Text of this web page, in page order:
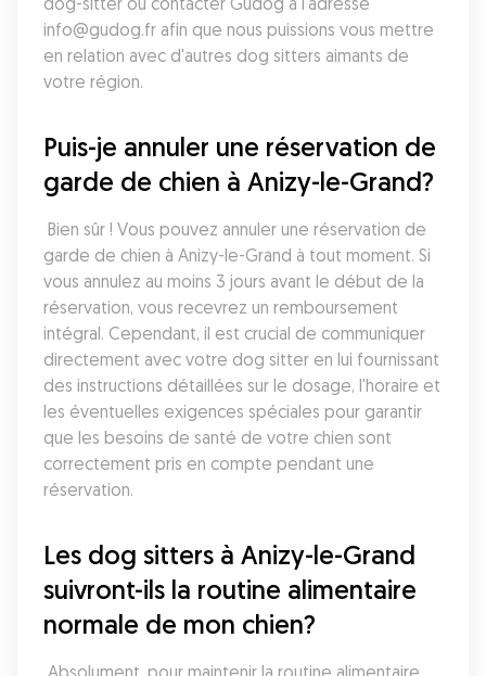
info@gudog.fr afin que nous puissions vous mettre
en relation avec d'autres dog sitters aimants de
votre région.
Puis-je annuler une réservation de
garde de chien à Anizy-le-Grand?
garde de chien à Anizy-le-Grand à tout moment. Si
vous annulez au moins 3 jours avant le début de la
réservation, vous recevrez un remboursement
intégral. Cependant, il est crucial de communiquer
directement avec votre dog sitter en lui fournissant
des instructions détaillées sur le dosage, l'horaire et
les éventuelles exigences spéciales pour garantir
que les besoins de santé de votre chien sont
correctement pris en compte pendant une
réservation.
Les dog sitters à Anizy-le-Grand
suivront-ils la routine alimentaire
normale de mon chien?